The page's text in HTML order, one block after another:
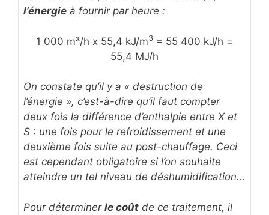
l’énergie à fournir par heure :
1 000 m³/h x 55,4 kJ/m3 = 55 400 kJ/h =
55,4 MJ/h
On constate qu’il y a « destruction de
l’énergie », c’est-à-dire qu’il faut compter
deux fois la différence d’enthalpie entre X et
S : une fois pour le refroidissement et une
deuxième fois suite au post-chauffage. Ceci
est cependant obligatoire si l’on souhaite
atteindre un tel niveau de déshumidification…
Pour déterminer le coût de ce traitement, il